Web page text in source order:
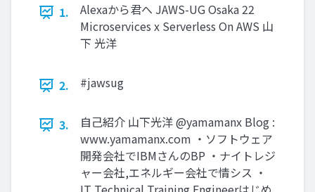
1.
Alexaから君へ JAWS-UG Osaka 22
Microservices x Serverless On AWS 山
下 光洋
2. #jawsug
3.
自己紹介 山下光洋 @yamamanx Blog :
www.yamamanx.com ・ソフトウェア
開発会社でIBMさんのBP ・ナイトレジ
ャー会社,エネルギー会社で情シス ・